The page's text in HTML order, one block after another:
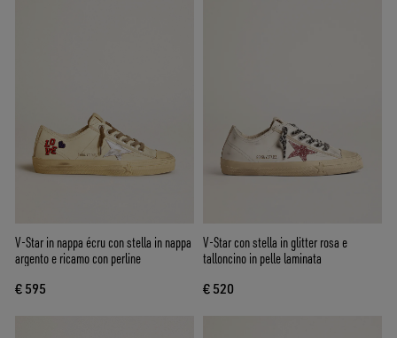
V-Star in nappa écru con stella in nappa
argento e ricamo con perline
€ 595
V-Star con stella in glitter rosa e
talloncino in pelle laminata
€ 520